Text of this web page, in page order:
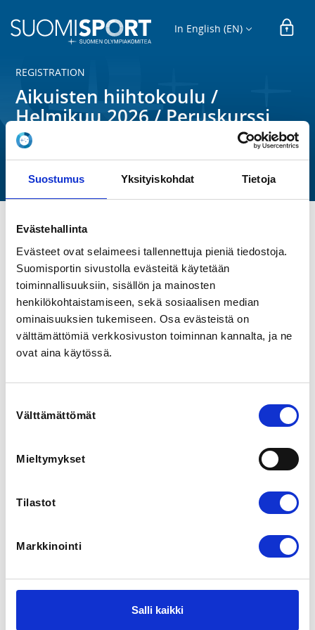
Suostumus Yksityiskohdat Tietoja
Evästehallinta
Evästeet ovat selaimeesi tallennettuja pieniä tiedostoja.
Suomisportin sivustolla evästeitä käytetään
toiminnallisuuksiin, sisällön ja mainosten
henkilökohtaistamiseen, sekä sosiaalisen median
ominaisuuksien tukemiseen. Osa evästeistä on
välttämättömiä verkkosivuston toiminnan kannalta, ja ne
ovat aina käytössä.
valinta
Välttämättömät
Mieltymykset
Tilastot
Markkinointi
Salli kaikki
In English (EN)
REGISTRATION
Aikuisten hiihtokoulu /
Helmikuu 2026 / Peruskurssi
vapaa
Tampereen Hiihtoseura ry
vahvistetaan perushiihtotaitoa ammattilaisen
ohjauksessa. Hiihtokoulu on tarkoitettu kaikille
hiihdosta kiinnostuneille, etenkin satunnaisesti
hiihtäville, aloitteleville hiihtäjille ja perustekniikoihin
vahvistusta kaipaaville. Pienryhmissämme saat aina
myös henkilökohtaista palautetta.
Th 30.10.2025 at 00:00 - We 4.2.2026 at 17:00
LOCATION
Kuntokatu, 33520 Tampere, Finland
View map
LOCALITY
Maastohiihto